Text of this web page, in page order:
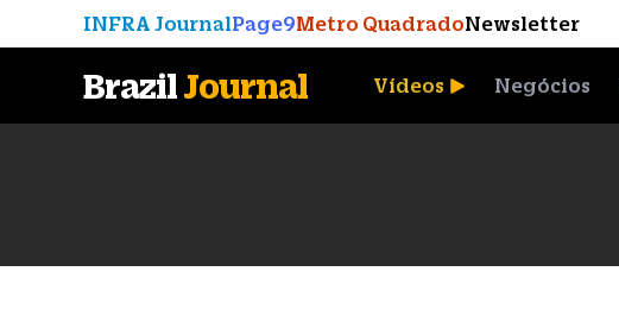
INFRA JournalPage9Metro QuadradoNewsletter
BrazilJournal Vídeos Negócios